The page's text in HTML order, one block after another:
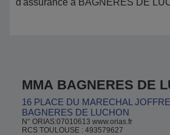
d'assurance à BAGNERES DE
MMA BAGNERES DE
16 PLACE DU MARECHAL JOFFRE
BAGNERES DE LUCHON
N° ORIAS:07010613 www.orias.fr
RCS TOULOUSE : 493579627